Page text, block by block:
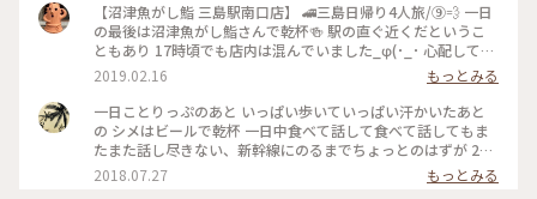
【沼津魚がし鮨 三島駅南口店】 🚄三島日帰り4人旅/⑨💨 一日
の最後は沼津魚がし鮨さんで乾杯🍻 駅の直ぐ近くだというこ
ともあり 17時頃でも店内は混んでいました_φ(･_･ 心配してい
たお天気も晴れたり曇ったりで 「私達…持ってるね〜」と何度
口にしたことか（笑） 富士山は何処にあるのかも分からない
くらい 見えなかったのですけどね💦 最後は三島駅から行き先
が反対方向の新幹線に乗るのが 寂しかったなぁ(/ _ ; ) まりこ
さん・willmiccoさん・yumiyama🌼さん 楽しい時間をありが
2019.02.16
もっとみる
一日ことりっぷのあと いっぱい歩いていっぱい汗かいたあと
の シメはビールで乾杯 一日中食べて話して食べて話してもま
たまた話し尽きない、新幹線にのるまでちょっとのはずが 2時
間以上何度も次の新幹線調べては飲み 沼津のお刺身 釜揚げシ
ラス 生しらす 三島コロッケと三島の物を堪能しながら楽しい
2018.07.27 もっとみる